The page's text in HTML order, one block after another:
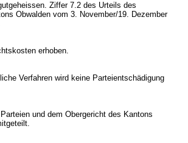
Ziffer 7.2 des Urteils des
Obwalden vom 3. November/19. Dezember
erhoben.
Verfahren wird keine Parteientschädigung
und dem Obergericht des Kantons